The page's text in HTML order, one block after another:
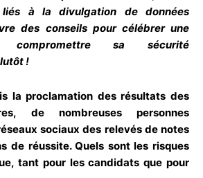
à la divulgation de données
des conseils pour célébrer une
compromettre sa sécurité
!
la proclamation des résultats des
de nombreuses personnes
sociaux des relevés de notes
de réussite. Quels sont les risques
tant pour les candidats que pour